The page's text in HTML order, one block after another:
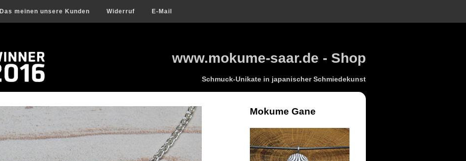
Das meinen unsere Kunden Widerruf E-Mail
www.mokume-saar.de - Shop
Schmuck-Unikate in japanischer Schmiedekunst
Mokume Gane